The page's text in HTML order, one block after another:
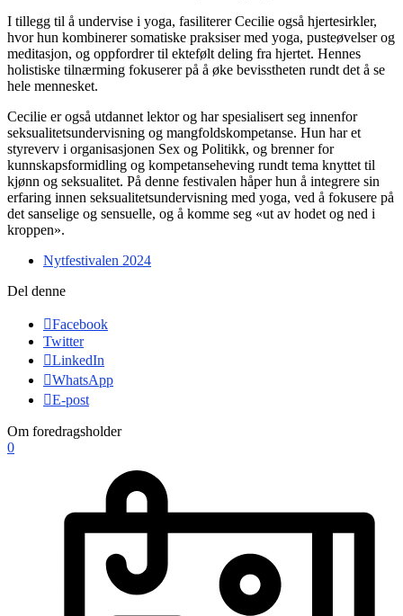
I tillegg til å undervise i yoga, fasiliterer Cecilie også hjertesirkler,
hvor hun kombinerer somatiske praksiser med yoga, pusteøvelser og
meditasjon, og oppfordrer til ektefølt deling fra hjertet. Hennes
holistiske tilnærming fokuserer på å øke bevisstheten rundt det å se
hele mennesket.
Cecilie er også utdannet lektor og har spesialisert seg innenfor
seksualitetsundervisning og mangfoldskompetanse. Hun har et
styreverv i organisasjonen Sex og Politikk, og brenner for
kunnskapsformidling og kompetanseheving rundt tema knyttet til
kjønn og seksualitet. På denne festivalen håper hun å integrere sin
erfaring innen seksualitetsundervisning med yoga, ved å fokusere på
det sanselige og sensuelle, og å komme seg «ut av hodet og ned i
kroppen».
Nytfestivalen 2024
Del denne
Facebook
Twitter
LinkedIn
WhatsApp
E-post
Om foredragsholder
0